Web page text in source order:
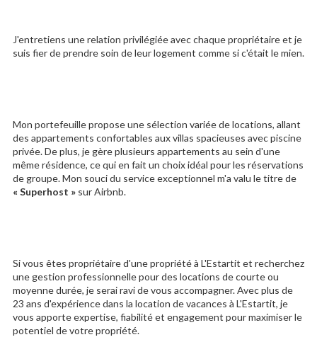
J'entretiens une relation privilégiée avec chaque propriétaire et je
suis fier de prendre soin de leur logement comme si c'était le mien.
Mon portefeuille propose une sélection variée de locations, allant
des appartements confortables aux villas spacieuses avec piscine
privée. De plus, je gère plusieurs appartements au sein d'une
même résidence, ce qui en fait un choix idéal pour les réservations
de groupe. Mon souci du service exceptionnel m'a valu le titre de
« Superhost »sur Airbnb.
Si vous êtes propriétaire d'une propriété à L'Estartit et recherchez
une gestion professionnelle pour des locations de courte ou
moyenne durée, je serai ravi de vous accompagner. Avec plus de
23 ans d'expérience dans la location de vacances à L'Estartit, je
vous apporte expertise, fiabilité et engagement pour maximiser le
potentiel de votre propriété.